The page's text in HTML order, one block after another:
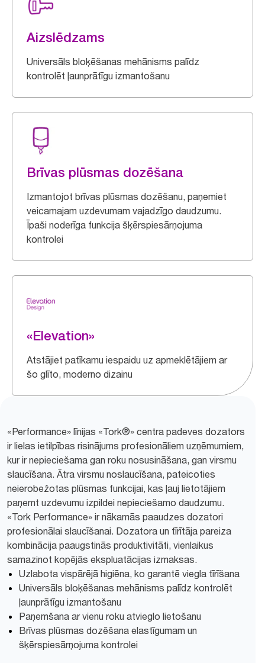
Aizslēdzams
Universāls bloķēšanas mehānisms palīdz
kontrolēt ļaunprātīgu izmantošanu
Brīvas plūsmas dozēšana
Izmantojot brīvas plūsmas dozēšanu, paņemiet
veicamajam uzdevumam vajadzīgo daudzumu.
Īpaši noderīga funkcija šķērspiesārņojuma
kontrolei
«Elevation»
Atstājiet patīkamu iespaidu uz apmeklētājiem ar
šo glīto, moderno dizainu
«Performance» līnijas «Tork®» centra padeves dozators
ir lielas ietilpības risinājums profesionāliem uzņēmumiem,
kur ir nepieciešama gan roku nosusināšana, gan virsmu
slaucīšana. Ātra virsmu noslaucīšana, pateicoties
neierobežotas plūsmas funkcijai, kas ļauj lietotājiem
paņemt uzdevumu izpildei nepieciešamo daudzumu.
«Tork Performance» ir nākamās paaudzes dozatori
profesionālai slaucīšanai. Dozatora un tīrītāja pareiza
kombinācija paaugstinās produktivitāti, vienlaikus
samazinot kopējās ekspluatācijas izmaksas.
Uzlabota vispārējā higiēna, ko garantē viegla tīrīšana
Universāls bloķēšanas mehānisms palīdz kontrolēt
ļaunprātīgu izmantošanu
Paņemšana ar vienu roku atvieglo lietošanu
Brīvas plūsmas dozēšana elastīgumam un
šķērspiesārņojuma kontrolei